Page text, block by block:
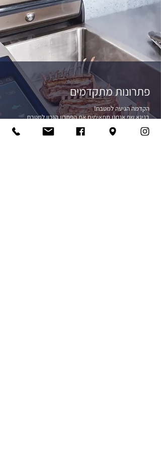
פתרונות מתקדמים
הקדמה הגיעה למטבח!
בניגא שף אנחנו מתאימים את הפתרון הנכון למטבח
שלכם, על מנת לאפשר לכם בישול טעים ואיכותי לצד
אחידות, יעילות וחסכון. אנו מציעים שלל מוצרים חכמים